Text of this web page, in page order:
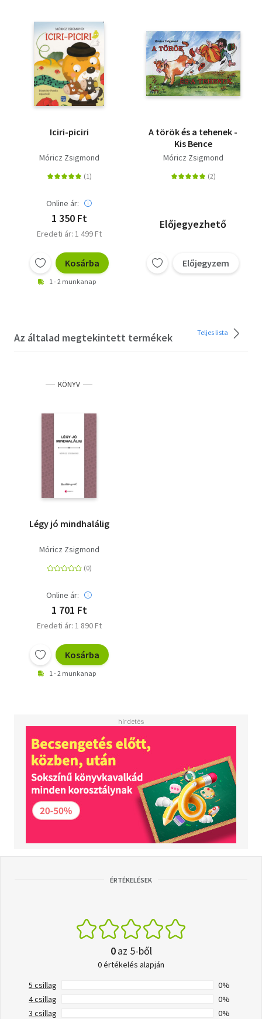
Iciri-piciri
Móricz Zsigmond
Online ár:
1 350 Ft
Eredeti ár: 1 499 Ft
Kosárba
1 - 2 munkanap
A török és a tehenek -
Kis Bence
Móricz Zsigmond
Előjegyezhető
Előjegyzem
Az általad megtekintett termékek Teljes lista
KÖNYV
Légy jó mindhalálig
Móricz Zsigmond
Online ár:
1 701 Ft
Eredeti ár: 1 890 Ft
Kosárba
1 - 2 munkanap
ÉRTÉKELÉSEK
0az 5-ből
0 értékelés alapján
5 csillag
0%
4 csillag
0%
3 csillag
0%